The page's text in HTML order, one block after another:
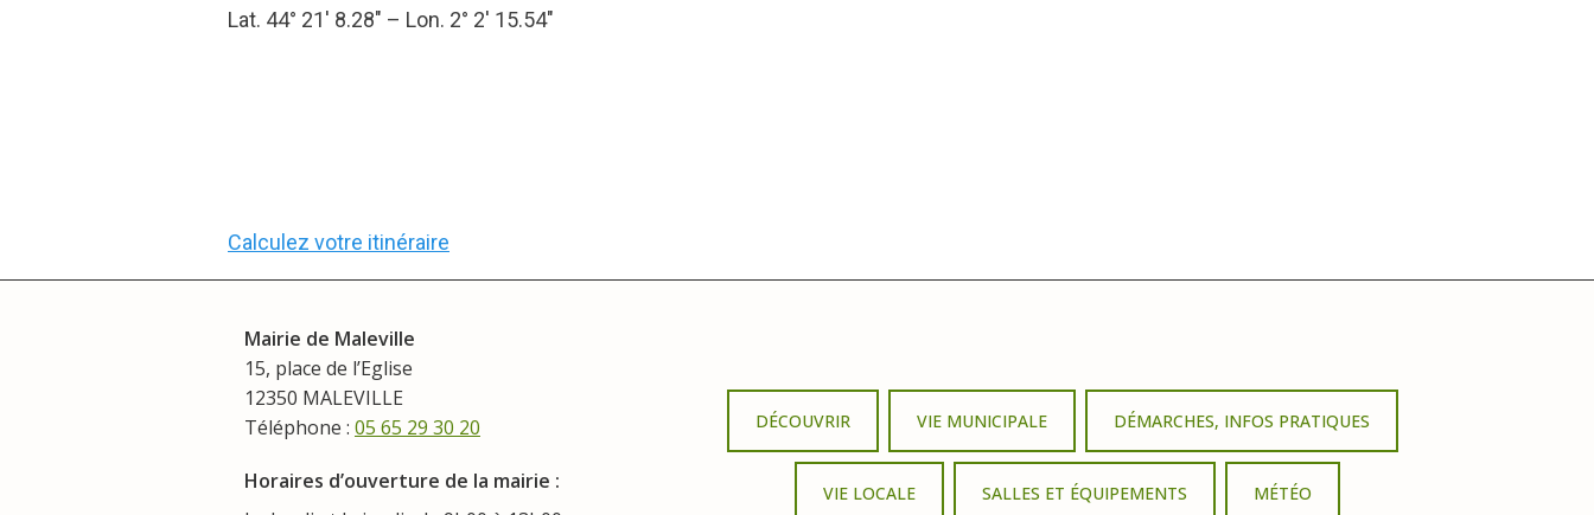
Lat. 44° 21′ 8.28″ – Lon. 2° 2′ 15.54″
Calculez votre itinéraire
Mairie de Maleville
15, place de l’Eglise
12350 MALEVILLE
Téléphone : 05 65 29 30 20
Horaires d’ouverture de la mairie :
DÉCOUVRIR VIE MUNICIPALE DÉMARCHES, INFOS PRATIQUES
VIE LOCALE SALLES ET ÉQUIPEMENTS MÉTÉO